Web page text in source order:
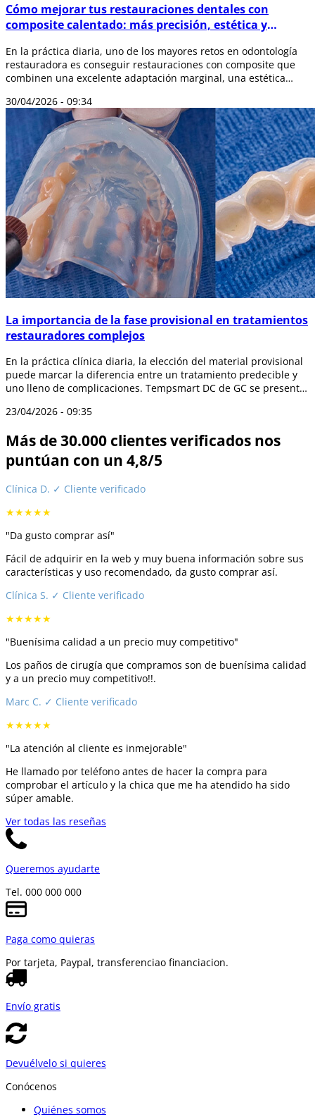
Cómo mejorar tus restauraciones dentales con
composite calentado: más precisión, estética y
En la práctica diaria, uno de los mayores retos en odontología
restauradora es conseguir restauraciones con composite que
combinen una excelente adaptación marginal, una estética
30/04/2026 - 09:34
La importancia de la fase provisional en tratamientos
restauradores complejos
En la práctica clínica diaria, la elección del material provisional
puede marcar la diferencia entre un tratamiento predecible y
uno lleno de complicaciones. Tempsmart DC de GC se presenta
23/04/2026 - 09:35
Más de 30.000 clientes verificados nos
puntúan con un 4,8/5
Clínica D. ✓ Cliente verificado
★★★★★
"Da gusto comprar así"
Fácil de adquirir en la web y muy buena información sobre sus
características y uso recomendado, da gusto comprar así.
Clínica S. ✓ Cliente verificado
★★★★★
"Buenísima calidad a un precio muy competitivo"
Los paños de cirugía que compramos son de buenísima calidad
y a un precio muy competitivo!!.
Marc C. ✓ Cliente verificado
★★★★★
"La atención al cliente es inmejorable"
He llamado por teléfono antes de hacer la compra para
comprobar el artículo y la chica que me ha atendido ha sido
súper amable.
Ver todas las reseñas
Queremos ayudarte
Tel. 000 000 000
Paga como quieras
Por tarjeta, Paypal, transferenciao financiacion.
Envío gratis
Devuélvelo si quieres
Conócenos
Quiénes somos